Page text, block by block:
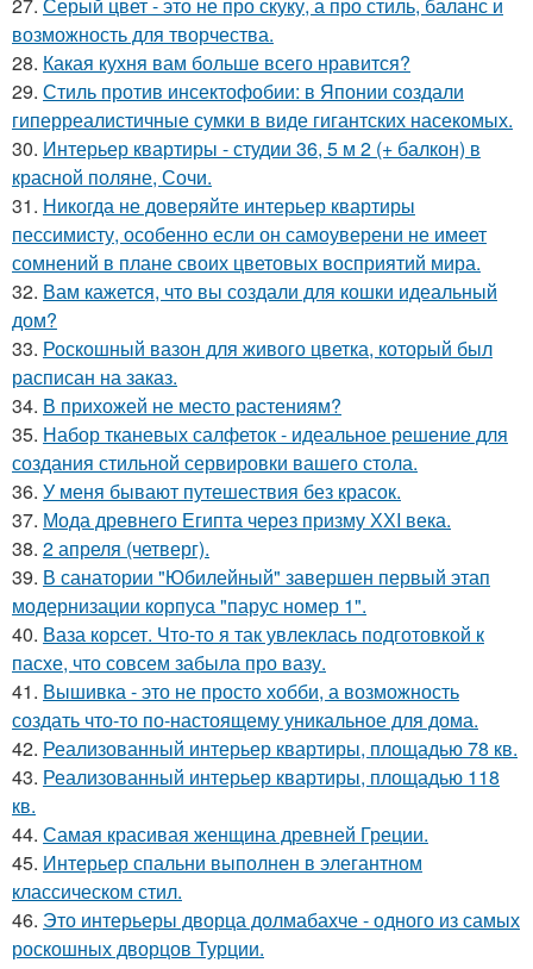
27. Серый цвет - это не про скуку, а про стиль, баланс и
возможность для творчества.
28. Какая кухня вам больше всего нравится?
29. Стиль против инсектофобии: в Японии создали
гиперреалистичные сумки в виде гигантских насекомых.
30. Интерьер квартиры - студии 36, 5 м 2 (+ балкон) в
красной поляне, Сочи.
31. Никогда не доверяйте интерьер квартиры
пессимисту, особенно если он самоуверени не имеет
сомнений в плане своих цветовых восприятий мира.
32. Вам кажется, что вы создали для кошки идеальный
дом?
33. Роскошный вазон для живого цветка, который был
расписан на заказ.
34. В прихожей не место растениям?
35. Набор тканевых салфеток - идеальное решение для
создания стильной сервировки вашего стола.
36. У меня бывают путешествия без красок.
37. Мода древнего Египта через призму ХХI века.
38. 2 апреля (четверг).
39. В санатории "Юбилейный" завершен первый этап
модернизации корпуса "парус номер 1".
40. Ваза корсет. Что-то я так увлеклась подготовкой к
пасхе, что совсем забыла про вазу.
41. Вышивка - это не просто хобби, а возможность
создать что-то по-настоящему уникальное для дома.
42. Реализованный интерьер квартиры, площадью 78 кв.
43. Реализованный интерьер квартиры, площадью 118
кв.
44. Самая красивая женщина древней Греции.
45. Интерьер спальни выполнен в элегантном
классическом стил.
46. Это интерьеры дворца долмабахче - одного из самых
роскошных дворцов Турции.